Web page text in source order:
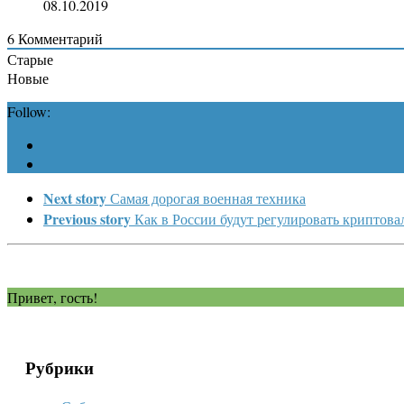
08.10.2019
6Комментарий
Старые
Новые
Follow:
Next storyСамая дорогая военная техника
Previous storyКак в России будут регулировать
Привет, гость!
Рубрики